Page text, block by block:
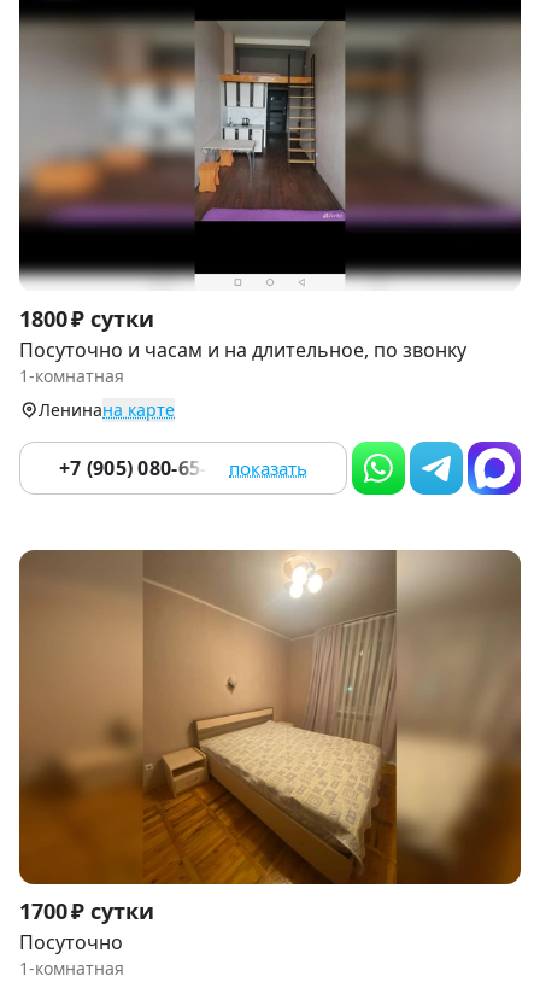
Item
1
of
4
1800 ₽ сутки
Посуточно и часам и на длительное, по звонку
1-комнатная
Ленинана карте
+7 (905) 080-65-64 показать
Item
1
of
1700 ₽ сутки
Посуточно
1-комнатная